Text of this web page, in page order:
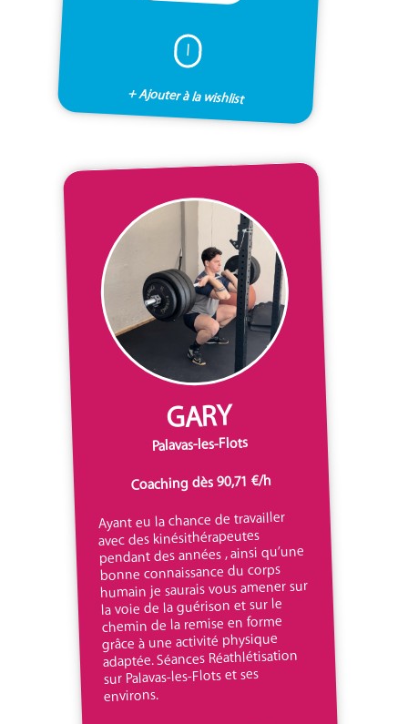
I
+ Ajouter à la wishlist
GARY
Palavas-les-Flots
Coaching dès 90,71 €/h
Ayant eu la chance de travailler
avec des kinésithérapeutes
pendant des années , ainsi qu’une
bonne connaissance du corps
humain je saurais vous amener sur
la voie de la guérison et sur le
chemin de la remise en forme
grâce à une activité physique
adaptée. Séances Réathlétisation
sur Palavas-les-Flots et ses
environs.